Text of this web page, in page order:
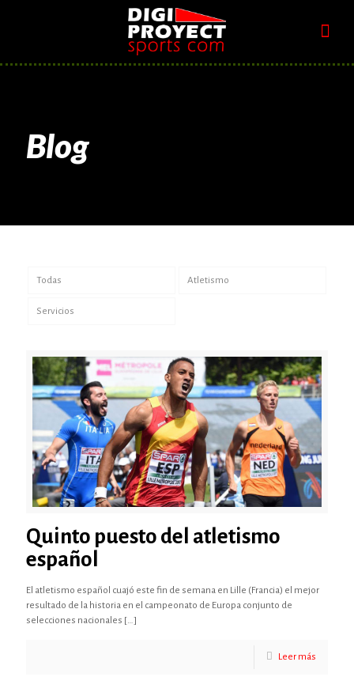
Blog
Todas Atletismo
Servicios
Quinto puesto del atletismo
español
El atletismo español cuajó este fin de semana en Lille (Francia) el mejor
resultado de la historia en el campeonato de Europa conjunto de
selecciones nacionales […]
Leer más